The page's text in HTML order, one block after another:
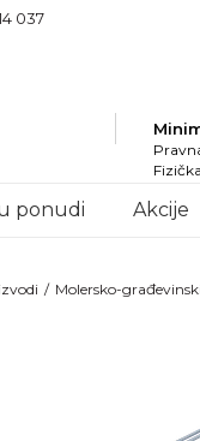
037
ponudi Akcije
Molersko-